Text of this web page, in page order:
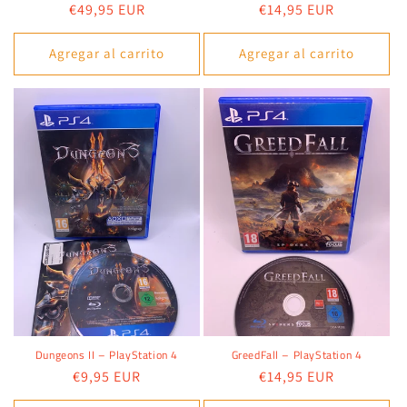
Precio
habitual
€49,95 EUR
Agregar al carrito
Precio
habitual
€14,95 EUR
Agregar al carrito
Dungeons II – PlayStation 4
Precio
habitual
€9,95 EUR
GreedFall – PlayStation 4
Precio
habitual
€14,95 EUR